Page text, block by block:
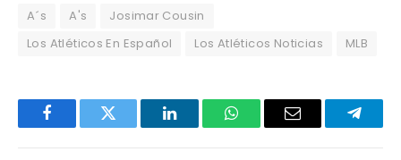
A´s A's
Josimar Cousin
Los Atléticos En Español
Los Atléticos Noticias MLB
FacebookTwitter LinkedInWhatsAppEmail